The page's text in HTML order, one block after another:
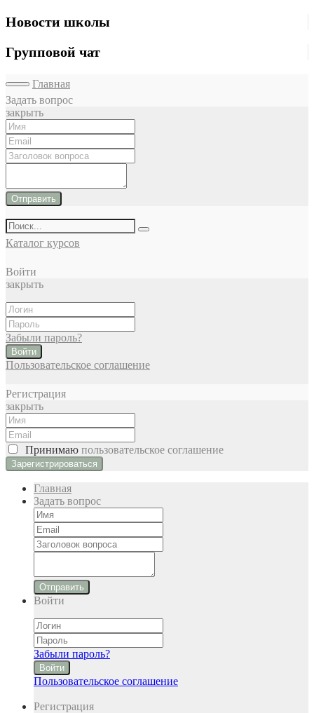
Новости школы
Групповой чат
Главная
Задать вопрос
закрыть
Отправить
Каталог курсов
Войти
закрыть
Забыли пароль?
Войти
Пользовательское соглашение
Регистрация
закрыть
Принимаю пользовательское соглашение
Главная
Задать вопрос
Отправить
Войти
Забыли пароль?
Войти
Пользовательское соглашение
Регистрация